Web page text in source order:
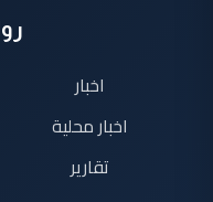
اخبار
اخبار محلية
تقارير